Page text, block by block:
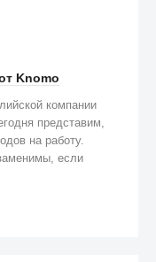
Knomo
компании
представим,
на работу.
если